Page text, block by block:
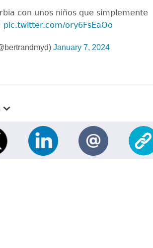
con unos niños que simplemente
pic.twitter.com/ory6FsEaOo
January 7, 2024